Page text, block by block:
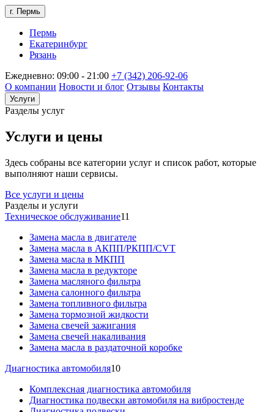
г. Пермь
Пермь
Екатеринбург
Рязань
Ежедневно: 09:00 - 21:00 +7 (342) 206-92-06
О компании Новости и блог Отзывы Контакты
Услуги
Разделы услуг
Услуги и цены
Здесь собраны все категории услуг и список работ, которые
выполняют наши сервисы.
Все услуги и цены
Разделы и услуги
Техническое обслуживание11
Замена масла в двигателе
Замена масла в АКПП/РКПП/CVT
Замена масла в МКПП
Замена масла в редукторе
Замена масляного фильтра
Замена салонного фильтра
Замена топливного фильтра
Замена тормозной жидкости
Замена свечей зажигания
Замена свечей накаливания
Замена масла в раздаточной коробке
Диагностика автомобиля10
Комплексная диагностика автомобиля
Диагностика подвески автомобиля на вибростенде